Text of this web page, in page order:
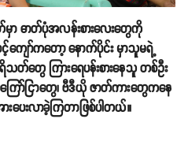
ာ ဓာတ်ပုံအလန်းစားလေးတွေကို
ကျော်ကတော့ နောက်ပိုင်း မှာသူမရဲ့
တွေ ကြားရေပန်းစားနေသူ တစ်ဦး
ာ်ငြာတွေ၊ ဗီဒီယို ဇာတ်ကားတွေကနေ
းလာခဲ့ကြတာဖြစ်ပါတယ်။